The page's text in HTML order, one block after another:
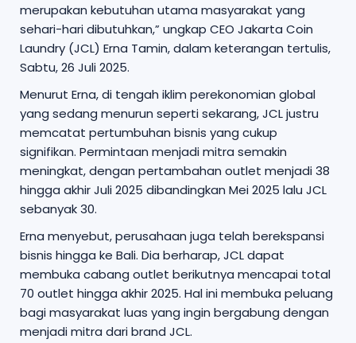
merupakan kebutuhan utama masyarakat yang
sehari-hari dibutuhkan,” ungkap CEO Jakarta Coin
Laundry (JCL) Erna Tamin, dalam keterangan tertulis,
Sabtu, 26 Juli 2025.
Menurut Erna, di tengah iklim perekonomian global
yang sedang menurun seperti sekarang, JCL justru
memcatat pertumbuhan bisnis yang cukup
signifikan. Permintaan menjadi mitra semakin
meningkat, dengan pertambahan outlet menjadi 38
hingga akhir Juli 2025 dibandingkan Mei 2025 lalu JCL
sebanyak 30.
Erna menyebut, perusahaan juga telah berekspansi
bisnis hingga ke Bali. Dia berharap, JCL dapat
membuka cabang outlet berikutnya mencapai total
70 outlet hingga akhir 2025. Hal ini membuka peluang
bagi masyarakat luas yang ingin bergabung dengan
menjadi mitra dari brand JCL.